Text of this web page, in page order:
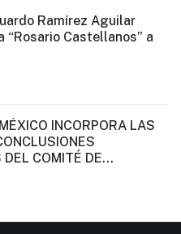
Ramírez Aguilar
“Rosario Castellanos” a
INCORPORA LAS
DEL COMITÉ DE
PARA EL
SHEINBAUM